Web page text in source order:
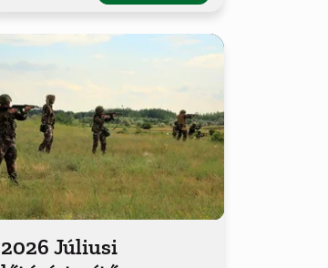
2026 Júliusi